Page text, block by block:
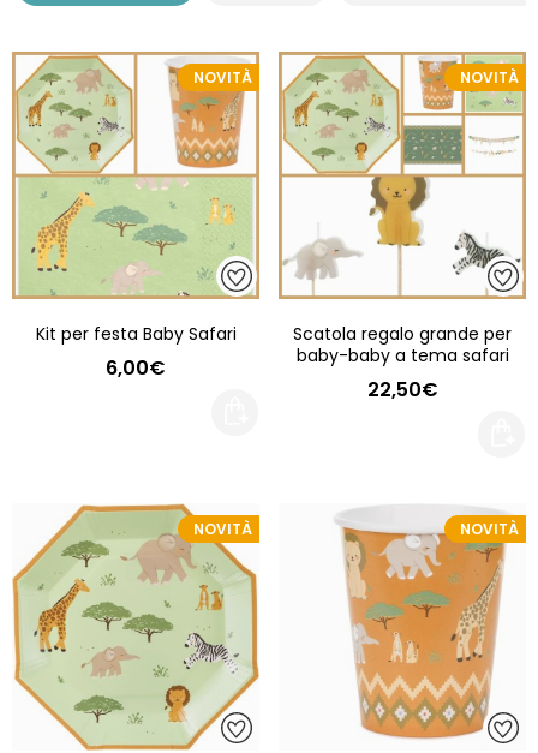
NOVITÀ
Kit per festa Baby Safari
6,00€
NOVITÀ
Scatola regalo grande per
baby-baby a tema safari
22,50€
NOVITÀ NOVITÀ